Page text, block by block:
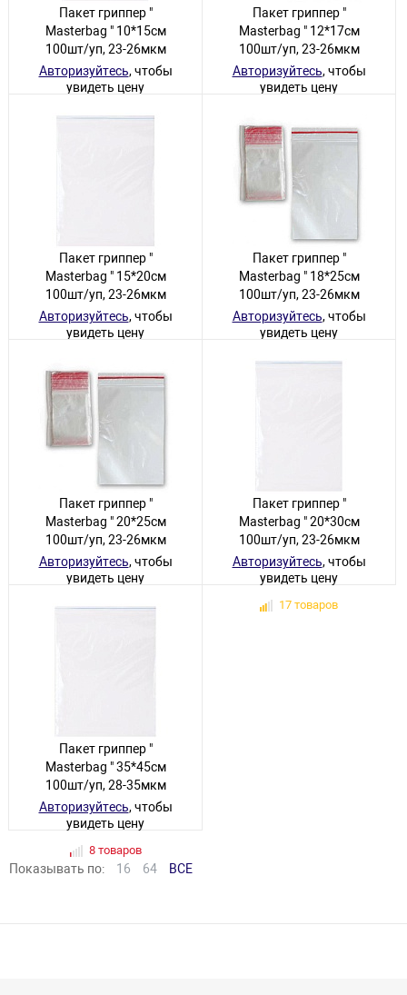
Пакет гриппер "
Masterbag " 10*15см
100шт/уп, 23-26мкм
Авторизуйтесь, чтобы
увидеть цену
223 товара
Пакет гриппер "
Masterbag " 12*17см
100шт/уп, 23-26мкм
Авторизуйтесь, чтобы
увидеть цену
Пакет гриппер "
Masterbag " 15*20см
100шт/уп, 23-26мкм
Авторизуйтесь, чтобы
увидеть цену
Пакет гриппер "
Masterbag " 18*25см
100шт/уп, 23-26мкм
Авторизуйтесь, чтобы
увидеть цену
30 товаров
Пакет гриппер "
Masterbag " 20*25см
100шт/уп, 23-26мкм
Авторизуйтесь, чтобы
увидеть цену
31 товар
Пакет гриппер "
Masterbag " 20*30см
100шт/уп, 23-26мкм
Авторизуйтесь, чтобы
увидеть цену
17 товаров
Пакет гриппер "
Masterbag " 35*45см
100шт/уп, 28-35мкм
Авторизуйтесь, чтобы
увидеть цену
8 товаров
Показывать по: 16 64 ВСЕ